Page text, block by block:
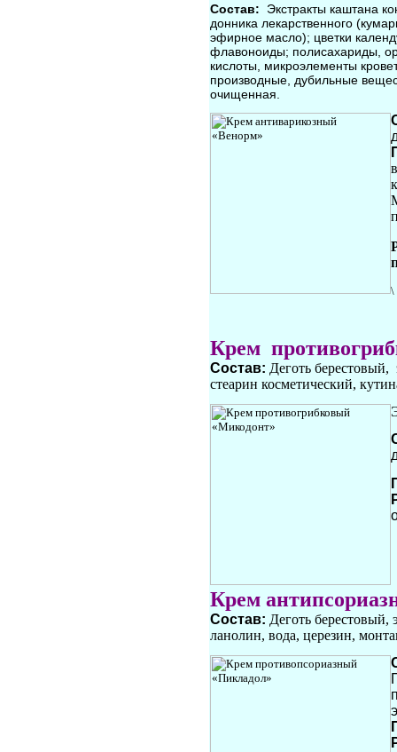
Состав:
Экстракты каштана
донника лекарственного
эфирное масло); цветки
флавоноиды; полисахариды,
кислоты, микроэлементы
производные, дубильные
очищенная.
\
Крем
Состав: Деготь
стеарин косметический,
Крем
Состав: Деготь берестовый,
ланолин, вода, церезин,